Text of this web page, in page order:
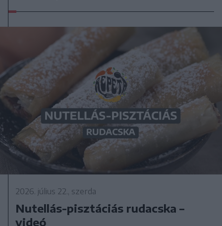
2026. július 22., szerda
Nutellás-pisztáciás rudacska –
videó